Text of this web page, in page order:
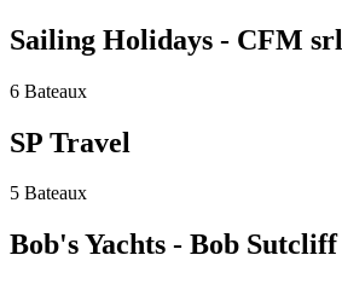
Sailing Holidays - CFM srl
6 Bateaux
SP Travel
5 Bateaux
Bob's Yachts - Bob Sutcliff